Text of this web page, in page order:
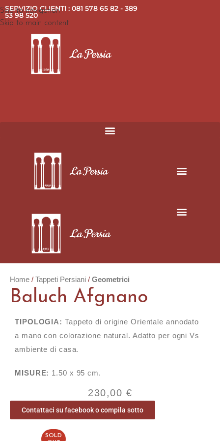
Skip to navigation
Skip to main content
SERVIZIO CLIENTI : 081 578 65 82 - 389
53 98 520
Home Tappeti Persiani Geometrici
Baluch Afgnano
TIPOLOGIA: Tappeto di origine Orientale annodato
a mano con colorazione natural. Adatto per ogni Vs
ambiente di casa.
MISURE: 1.50 x 95 cm.
230,00 €
Contattaci su facebook o compila sotto
SOLD